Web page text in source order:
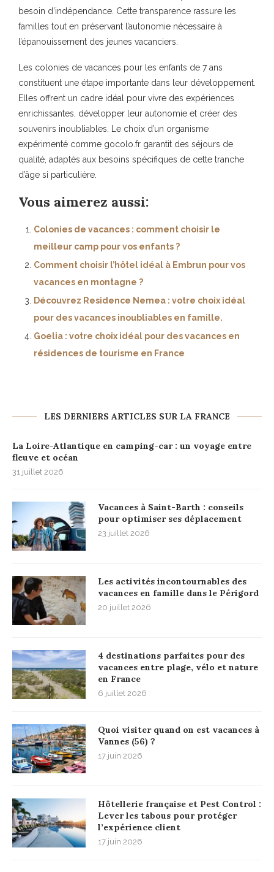
besoin d’indépendance. Cette transparence rassure les
familles tout en préservant l’autonomie nécessaire à
l’épanouissement des jeunes vacanciers.
Les colonies de vacances pour les enfants de 7 ans
constituent une étape importante dans leur développement.
Elles offrent un cadre idéal pour vivre des expériences
enrichissantes, développer leur autonomie et créer des
souvenirs inoubliables. Le choix d’un organisme
expérimenté comme gocolo.fr garantit des séjours de
qualité, adaptés aux besoins spécifiques de cette tranche
d’âge si particulière.
Vous aimerez aussi:
Colonies de vacances : comment choisir le
meilleur camp pour vos enfants ?
Comment choisir l’hôtel idéal à Embrun pour vos
vacances en montagne ?
Découvrez Residence Nemea : votre choix idéal
pour des vacances inoubliables en famille.
Goelia : votre choix idéal pour des vacances en
résidences de tourisme en France
LES DERNIERS ARTICLES SUR LA FRANCE
La Loire-Atlantique en camping-car : un voyage entre
fleuve et océan
31 juillet 2026
Vacances à Saint-Barth : conseils
pour optimiser ses déplacement
23 juillet 2026
Les activités incontournables des
vacances en famille dans le Périgord
20 juillet 2026
4 destinations parfaites pour des
vacances entre plage, vélo et nature
en France
6 juillet 2026
Quoi visiter quand on est vacances à
Vannes (56) ?
17 juin 2026
Hôtellerie française et Pest Control :
Lever les tabous pour protéger
l’expérience client
17 juin 2026